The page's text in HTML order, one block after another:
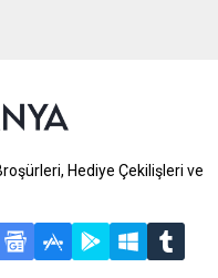
Hediye Çekilişleri ve